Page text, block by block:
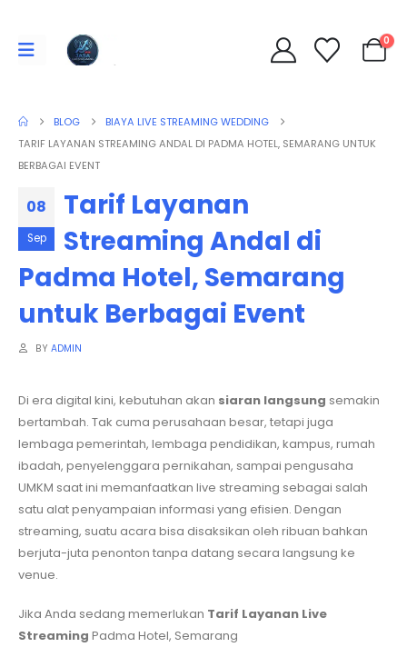
0
BLOG
BIAYA LIVE STREAMING WEDDING
TARIF LAYANAN STREAMING ANDAL DI PADMA HOTEL, SEMARANG UNTUK
BERBAGAI EVENT
08
Sep
Tarif Layanan
Streaming Andal di
Padma Hotel, Semarang
untuk Berbagai Event
BY ADMIN
Di era digital kini, kebutuhan akan siaran langsung semakin
bertambah. Tak cuma perusahaan besar, tetapi juga
lembaga pemerintah, lembaga pendidikan, kampus, rumah
ibadah, penyelenggara pernikahan, sampai pengusaha
UMKM saat ini memanfaatkan live streaming sebagai salah
satu alat penyampaian informasi yang efisien. Dengan
streaming, suatu acara bisa disaksikan oleh ribuan bahkan
berjuta-juta penonton tanpa datang secara langsung ke
venue.
Jika Anda sedang memerlukan Tarif Layanan Live
Streaming Padma Hotel, Semarang